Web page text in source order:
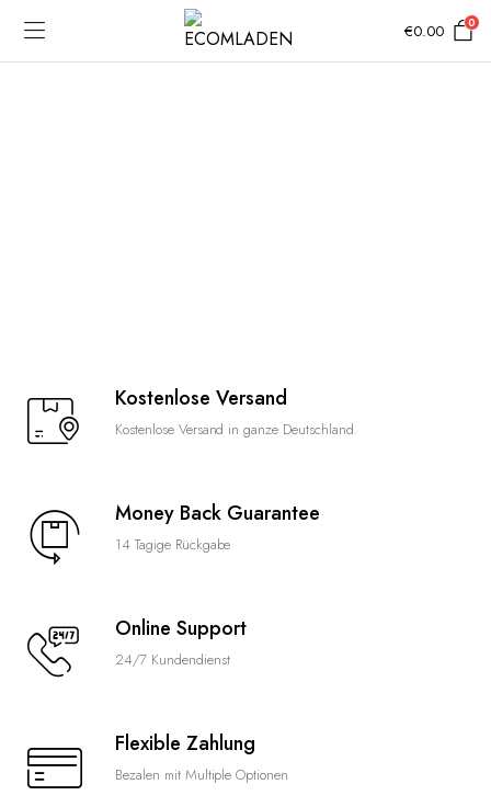
€0.00 0
Kostenlose Versand
Kostenlose Versand in ganze Deutschland.
Money Back Guarantee
14 Tagige Rückgabe
Online Support
24/7 Kundendienst
Flexible Zahlung
Bezalen mit Multiple Optionen